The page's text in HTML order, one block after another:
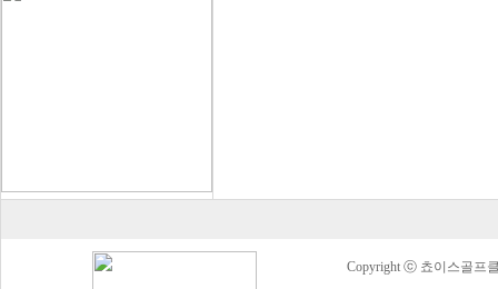
Copyright ⓒ 쵸이스골프